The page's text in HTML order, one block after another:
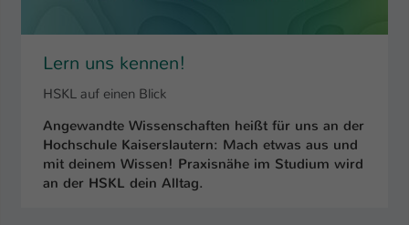
Lern uns kennen!
HSKL auf einen Blick
Angewandte Wissenschaften heißt für uns an der
Hochschule Kaiserslautern: Mach etwas aus und
mit deinem Wissen! Praxisnähe im Studium wird
an der HSKL dein Alltag.
Name be_typo_user
Anbieter TYPO3
Zweck
Dieser Cookie teilt der Webseite mit, ob
ein Besucher im Typo3-Backend
angemeldet ist und Rechte besitzt diese